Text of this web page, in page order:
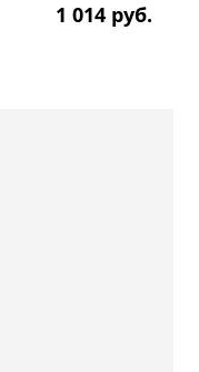
1 014 руб.